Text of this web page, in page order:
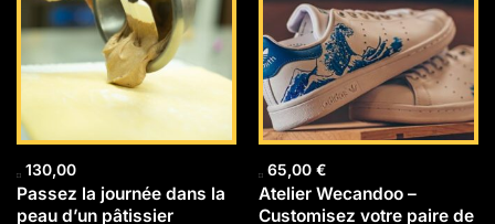
130,00
Passez la journée dans la
peau d’un pâtissier
65,00 €
Atelier Wecandoo –
Customisez votre paire de